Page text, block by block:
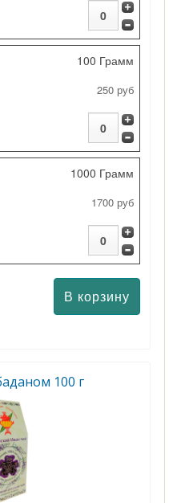
100 Грамм
250 руб
1000 Грамм
1700 руб
100 г